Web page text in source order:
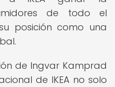
de todo el
posición como una
de Ingvar Kamprad
de IKEA no solo